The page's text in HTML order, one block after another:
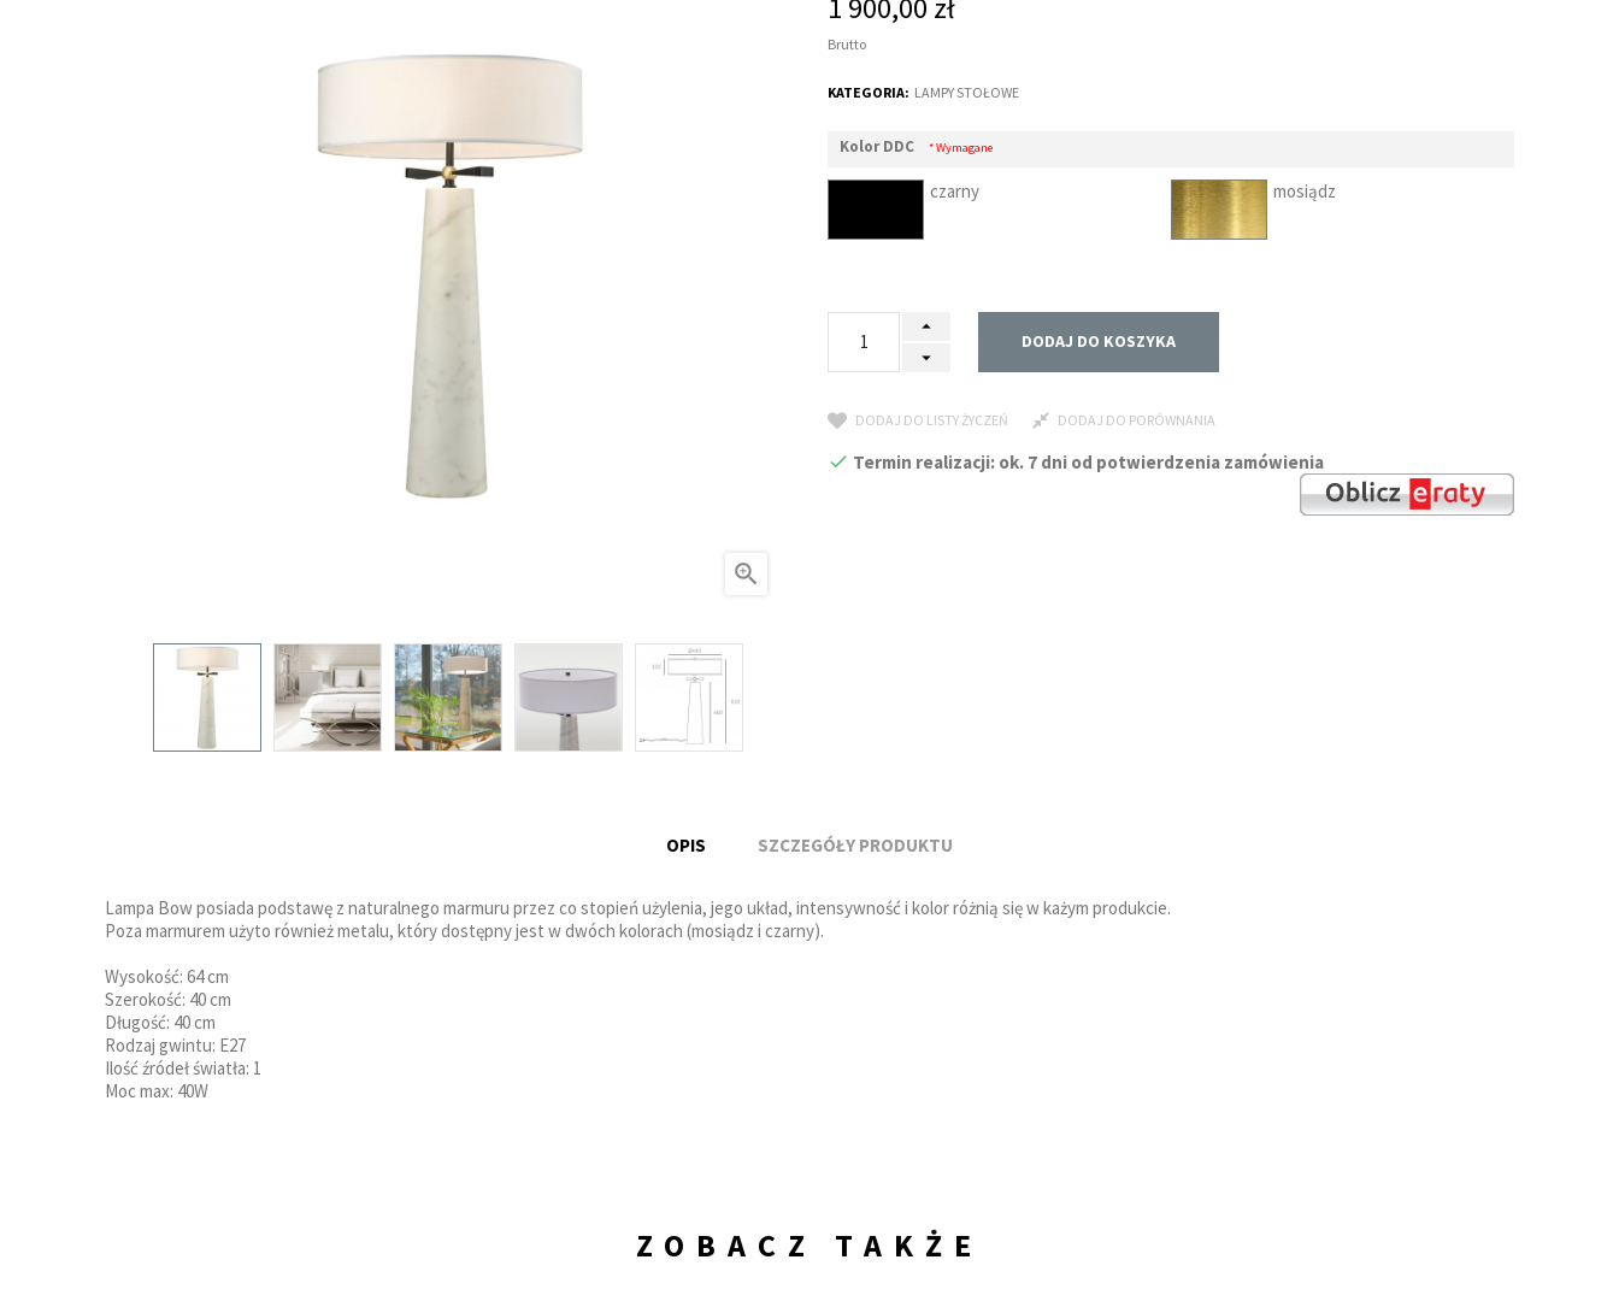

Brutto
KATEGORIA: LAMPY STOŁOWE
Kolor DDC * Wymagane
czarny mosiądz
DODAJ DO KOSZYKA
DODAJ DO LISTY ŻYCZEŃ DODAJ DO PORÓWNANIA
Termin realizacji: ok. 7 dni od potwierdzenia zamówienia
OPIS SZCZEGÓŁY PRODUKTU
Lampa Bow posiada podstawę z naturalnego marmuru przez co stopień użylenia, jego układ, intensywność i kolor różnią się w każym produkcie.
Poza marmurem użyto również metalu, który dostępny jest w dwóch kolorach (mosiądz i czarny).
Wysokość: 64 cm
Szerokość: 40 cm
Długość: 40 cm
Rodzaj gwintu: E27
Ilość źródeł światła: 1
Moc max: 40W
ZOBACZ TAKŻE